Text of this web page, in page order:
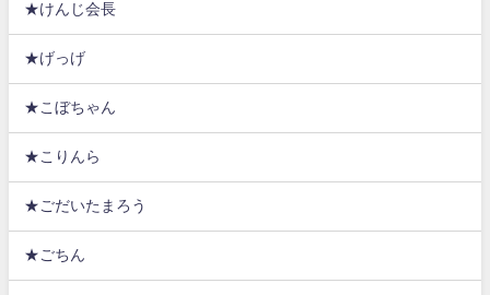
★けんじ会長
★げっげ
★こぼちゃん
★こりんら
★ごだいたまろう
★ごちん